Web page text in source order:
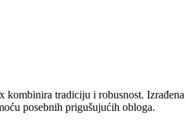
tradiciju i robusnost.
posebnih prigušujućih obloga.